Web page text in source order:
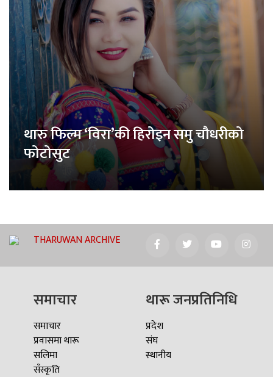
थारु फिल्म ‘विरा’की हिरोइन समु चौधरीको
फोटोसुट
THARUWAN ARCHIVE
समाचार
समाचार
प्रवासमा थारू
सलिमा
सँस्कृति
थारू जनप्रतिनिधि
प्रदेश
संघ
स्थानीय